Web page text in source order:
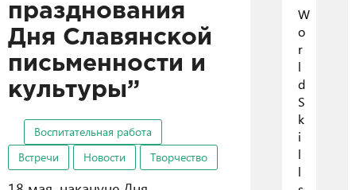
празднования
Дня Славянской
письменности и
культуры”
Воспитательная работа
Встречи
Новости Творчество
W
o
r
l
d
S
k
i
l
l